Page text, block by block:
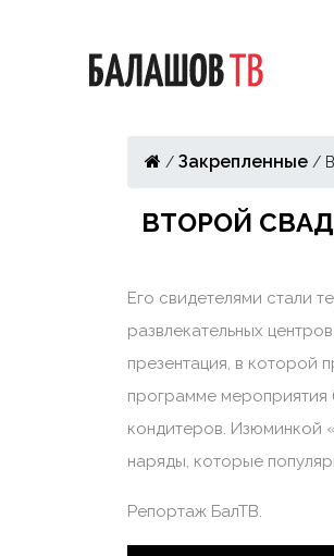
/ Закрепленные /
ВТОРОЙ
Его свидетелями стали
развлекательных
презентация, в которой
программе мероприятия
кондитеров. Изюминкой
наряды, которые
Репортаж БалТВ.